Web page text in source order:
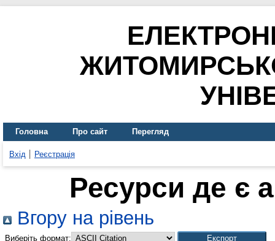
Головна Про сайт Перегляд
Вхід Реєстрація
Ресурси де є
Вгору на рівень
Виберіть формат: